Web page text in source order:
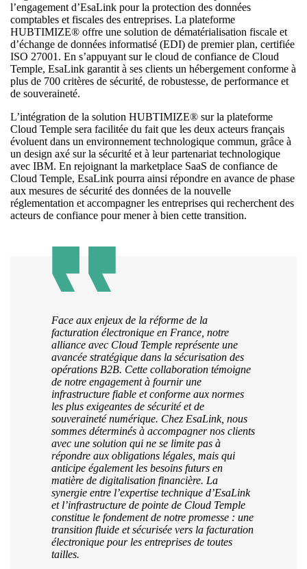
l’engagement d’EsaLink pour la protection des données
comptables et fiscales des entreprises. La plateforme
HUBTIMIZE® offre une solution de dématérialisation fiscale et
d’échange de données informatisé (EDI) de premier plan, certifiée
ISO 27001. En s’appuyant sur le cloud de confiance de Cloud
Temple, EsaLink garantit à ses clients un hébergement conforme à
plus de 700 critères de sécurité, de robustesse, de performance et
de souveraineté.
L’intégration de la solution HUBTIMIZE® sur la plateforme
Cloud Temple sera facilitée du fait que les deux acteurs français
évoluent dans un environnement technologique commun, grâce à
un design axé sur la sécurité et à leur partenariat technologique
avec IBM. En rejoignant la marketplace SaaS de confiance de
Cloud Temple, EsaLink pourra ainsi répondre en avance de phase
aux mesures de sécurité des données de la nouvelle
réglementation et accompagner les entreprises qui recherchent des
acteurs de confiance pour mener à bien cette transition.
Face aux enjeux de la réforme de la
facturation électronique en France, notre
alliance avec Cloud Temple représente une
avancée stratégique dans la sécurisation des
opérations B2B. Cette collaboration témoigne
de notre engagement à fournir une
infrastructure fiable et conforme aux normes
les plus exigeantes de sécurité et de
souveraineté numérique. Chez EsaLink, nous
sommes déterminés à accompagner nos clients
avec une solution qui ne se limite pas à
répondre aux obligations légales, mais qui
anticipe également les besoins futurs en
matière de digitalisation financière. La
synergie entre l’expertise technique d’EsaLink
et l’infrastructure de pointe de Cloud Temple
constitue le fondement de notre promesse : une
transition fluide et sécurisée vers la facturation
électronique pour les entreprises de toutes
tailles.